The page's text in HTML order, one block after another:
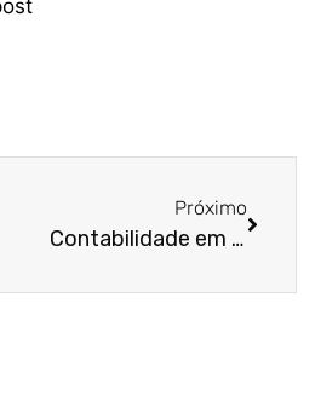
Próximo
Contabilidade em Indaiatuba para Dentistas: Soluções Fiscais Personalizadas